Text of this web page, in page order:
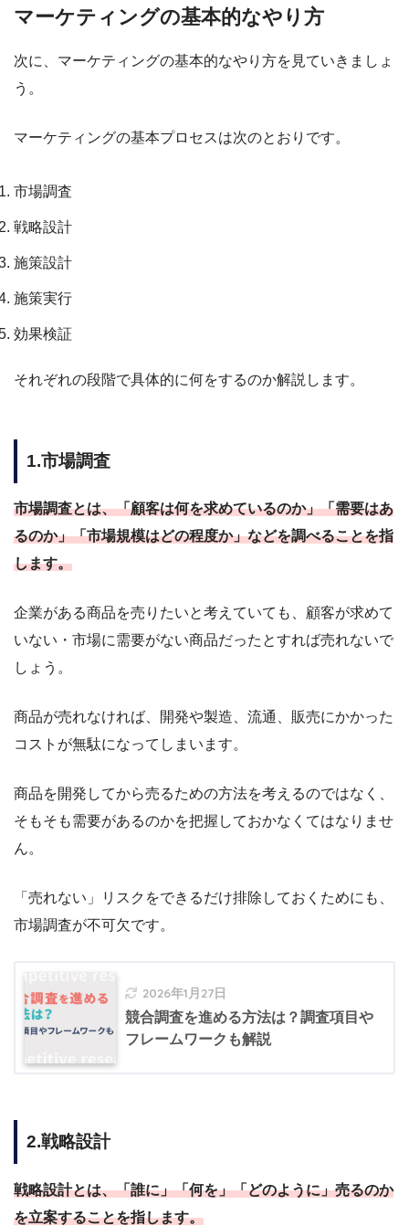
マーケティングの基本的なやり方
次に、マーケティングの基本的なやり方を見ていきましょ
う。
マーケティングの基本プロセスは次のとおりです。
市場調査
戦略設計
施策設計
施策実行
効果検証
それぞれの段階で具体的に何をするのか解説します。
1.市場調査
市場調査とは、「顧客は何を求めているのか」「需要はあ
るのか」「市場規模はどの程度か」などを調べることを指
します。
企業がある商品を売りたいと考えていても、顧客が求めて
いない・市場に需要がない商品だったとすれば売れないで
しょう。
商品が売れなければ、開発や製造、流通、販売にかかった
コストが無駄になってしまいます。
商品を開発してから売るための方法を考えるのではなく、
そもそも需要があるのかを把握しておかなくてはなりませ
ん。
「売れない」リスクをできるだけ排除しておくためにも、
市場調査が不可欠です。
2026年1月27日
競合調査を進める方法は？調査項目や
フレームワークも解説
2.戦略設計
戦略設計とは、「誰に」「何を」「どのように」売るのか
を立案することを指します。